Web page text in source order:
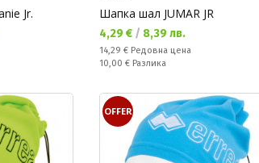
Jr. Шапка шал JUMAR JR
Текуща цена:
4,29 € / 8,39 лв.
Редовна цена:
14,29 € Редовна цена
Спестявате:
10,00 € Разлика
OFFER